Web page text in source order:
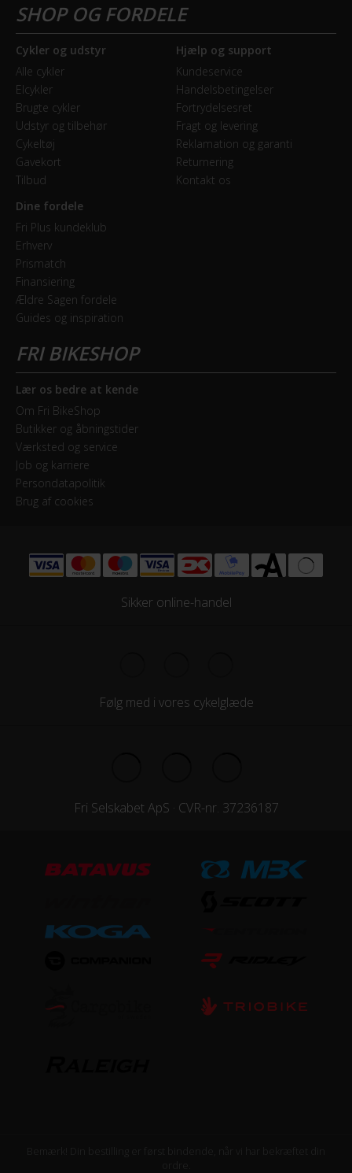
Cykler og udstyr
Alle cykler
Elcykler
Brugte cykler
Udstyr og tilbehør
Cykeltøj
Gavekort
Tilbud
Hjælp og support
Kundeservice
Handelsbetingelser
Fortrydelsesret
Fragt og levering
Reklamation og garanti
Returnering
Kontakt os
Dine fordele
Fri Plus kundeklub
Erhverv
Prismatch
Finansiering
Ældre Sagen fordele
Guides og inspiration
Lær os bedre at kende
Om Fri BikeShop
Butikker og åbningstider
Værksted og service
Job og karriere
Persondatapolitik
Brug af cookies
Sikker online-handel
Følg med i vores cykelglæde
Fri Selskabet ApS · CVR-nr. 37236187